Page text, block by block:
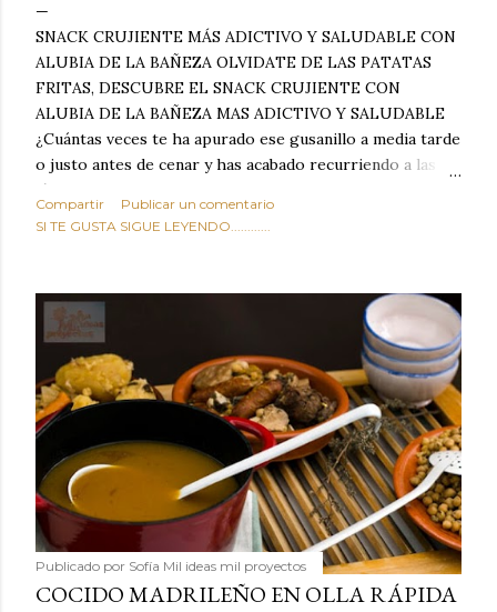
SNACK CRUJIENTE MÁS ADICTIVO Y SALUDABLE CON
ALUBIA DE LA BAÑEZA OLVIDATE DE LAS PATATAS
FRITAS, DESCUBRE EL SNACK CRUJIENTE CON
ALUBIA DE LA BAÑEZA MAS ADICTIVO Y SALUDABLE
¿Cuántas veces te ha apurado ese gusanillo a media tarde
o justo antes de cenar y has acabado recurriendo a las
típicas patatas de bolsa, frutos secos fritos o snacks
ultraprocesados llenos de grasas saturadas y sodio?
sabroso, con ese toque tostado y crujiente que tanto nos
satisface. Estas alubias crujientes al horno van a cambiar
por completo tu forma de ver las legumbres. Olvídate de
asociar las alubias únicamente a los guisos tradicionales y
copiosos de invierno. Con esta receta simple pero
revolucionaria, transformaremos un ingrediente tan
humilde como la alubia de La Bañeza en un snack ligero,
dorado, cargado de proteína y 100% natural. Es el
sustituto perfecto a los frutos se...
Compartir
Publicar un comentario
SI TE GUSTA SIGUE LEYENDO............
Publicado por Sofía Mil ideas mil proyectos
COCIDO MADRILEÑO EN OLLA RÁPIDA